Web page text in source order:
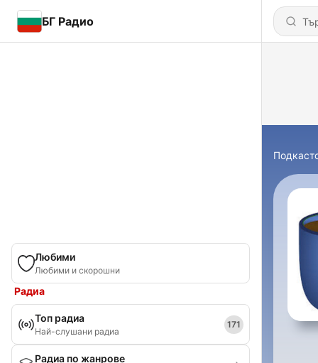
БГ Радио
Любими
Любими и скорошни
Радиа
Топ радиа
Най-слушани радиа
171
Радиа по жанрове